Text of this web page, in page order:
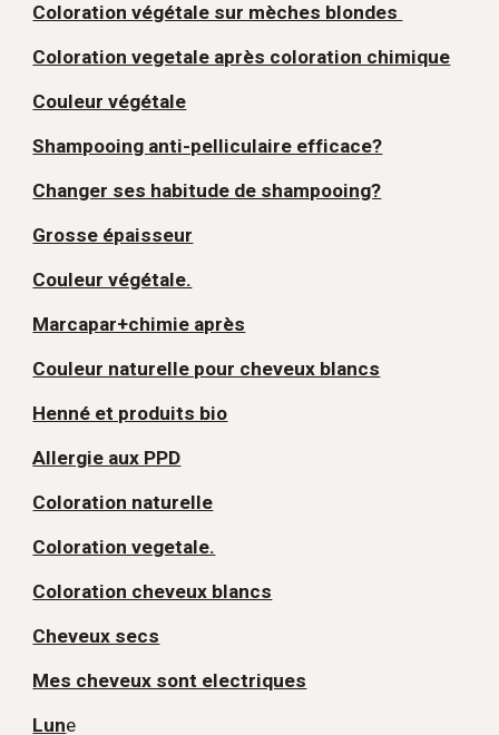
Coloration végétale sur mèches blondes
Coloration vegetale après coloration chimique
Couleur végétale
Shampooing anti-pelliculaire efficace?
Changer ses habitude de shampooing?
Grosse épaisseur
Couleur végétale.
Marcapar+chimie après
Couleur naturelle pour cheveux blancs
Henné et produits bio
Allergie aux PPD
Coloration naturelle
Coloration vegetale.
Coloration cheveux blancs
Cheveux secs
Mes cheveux sont electriques
Lune